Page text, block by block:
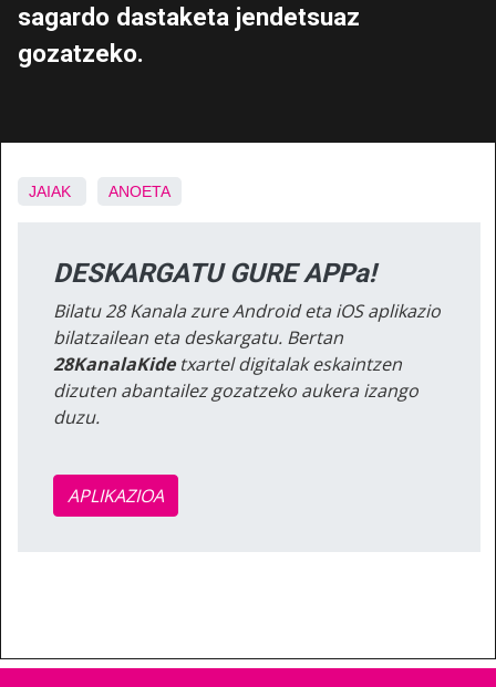
sagardo dastaketa jendetsuaz
gozatzeko.
JAIAK ANOETA
DESKARGATU GURE APPa!
Bilatu 28 Kanala zure Android eta iOS aplikazio
bilatzailean eta deskargatu. Bertan
28KanalaKidetxartel digitalak eskaintzen
dizuten abantailez gozatzeko aukera izango
duzu.
APLIKAZIOA